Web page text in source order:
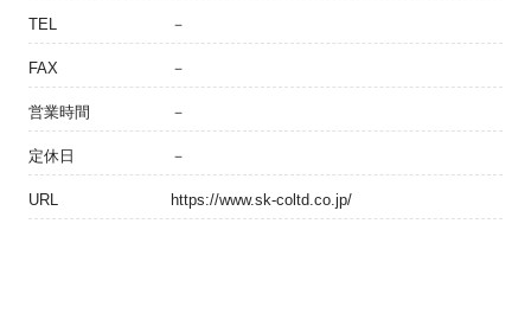
TEL －
FAX －
営業時間 －
定休日 －
URL https://www.sk-coltd.co.jp/